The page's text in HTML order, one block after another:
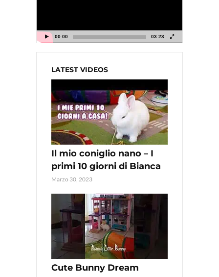
00:00 03:23
LATEST VIDEOS
Il mio coniglio nano – I
primi 10 giorni di Bianca
Marzo 30, 2023
Cute Bunny Dream